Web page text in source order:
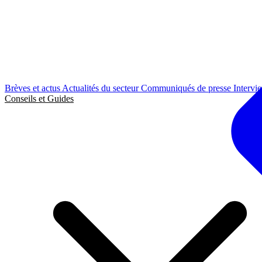
Brèves et actus Actualités du secteurCommuniqués de presse
Conseils et Guides